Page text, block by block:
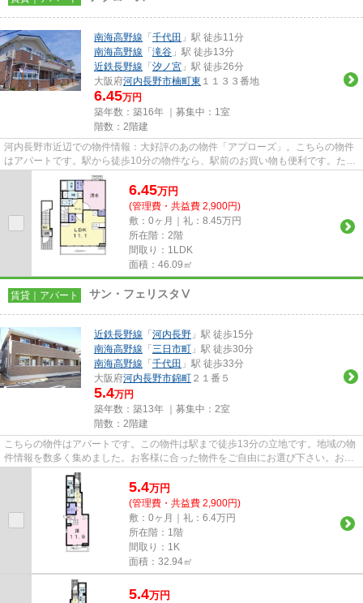
南海高野線 「 千代田 」駅 徒歩11分
南海高野線 「 滝谷 」駅 徒歩13分
近鉄長野線 「 汐ノ宮 」駅 徒歩26分
大阪府河内長野市楠町東 １１３３番地
6.45万円
築年数：築16年 ｜募集中： 1室
階数：2階建
河内長野市近辺での物件情報：大好評のあの物件「アプローズ」。こちらの物件
はアパートです。駅から徒歩10分の物件なら、駅前のお買い物も便利です。たく
さんの物件をご用意致しまし...
6.45万円
(管理費・共益費 2,900円)
敷：0ヶ月｜礼：8.45万円
所在階：2階
間取り：1LDK
面積：46.09㎡
賃貸｜アパート サン・フェリスタⅤ
近鉄長野線 「 河内長野 」駅 徒歩15分
南海高野線 「 三日市町 」駅 徒歩30分
南海高野線 「 千代田 」駅 徒歩33分
大阪府河内長野市錦町 ２１番５
5.4万円
築年数：築13年 ｜募集中： 2室
階数：2階建
こちらの物件はアパートです。この物件は駅まで徒歩13分の立地です。地域の物
件情報を数多く集めました。お客様に合った物件をご自由にお選び下さい。お問
い合わせもお気軽にご連絡下...
5.4万円
(管理費・共益費 2,900円)
敷：0ヶ月｜礼：6.4万円
所在階：1階
間取り：1K
面積：32.94㎡
5.4万円